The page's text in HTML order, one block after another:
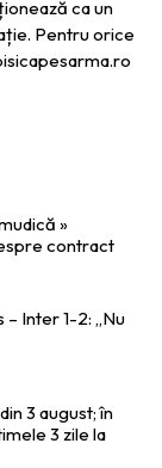
ca un
Pentru orice
»
contract
Inter 1-2: „Nu
3 august; în
3 zile la